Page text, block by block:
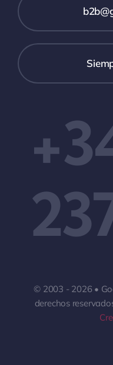
© 2003 - 2026 •
derechos